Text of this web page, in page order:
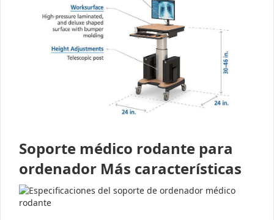
Soporte médico rodante para
ordenador Más características